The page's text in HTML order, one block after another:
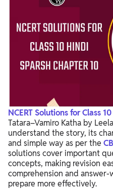
NCERT Solutions for Class
Tatara–Vamiro Katha by
understand the story, its
and simple way as per the
solutions cover important
concepts, making revision
comprehension and
prepare more effectively.